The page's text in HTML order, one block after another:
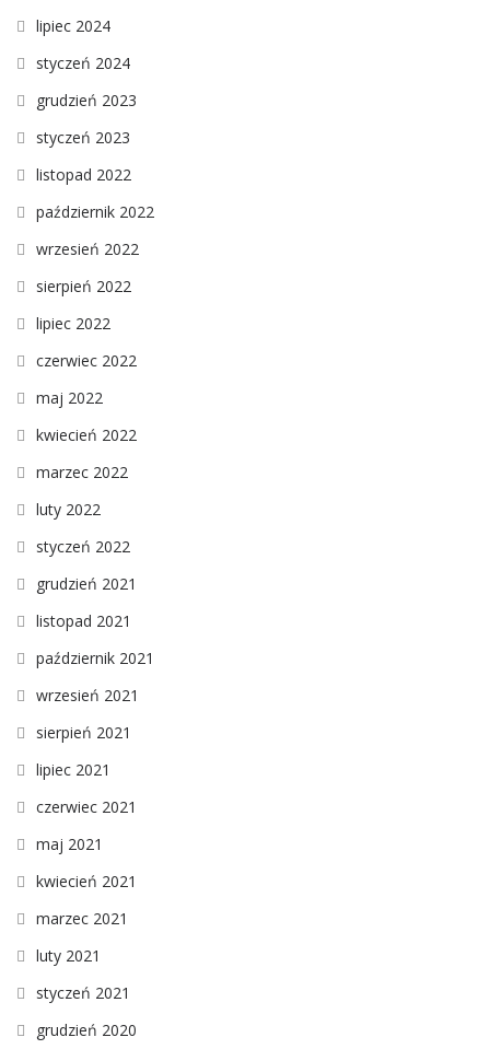
lipiec 2024
styczeń 2024
grudzień 2023
styczeń 2023
listopad 2022
październik 2022
wrzesień 2022
sierpień 2022
lipiec 2022
czerwiec 2022
maj 2022
kwiecień 2022
marzec 2022
luty 2022
styczeń 2022
grudzień 2021
listopad 2021
październik 2021
wrzesień 2021
sierpień 2021
lipiec 2021
czerwiec 2021
maj 2021
kwiecień 2021
marzec 2021
luty 2021
styczeń 2021
grudzień 2020